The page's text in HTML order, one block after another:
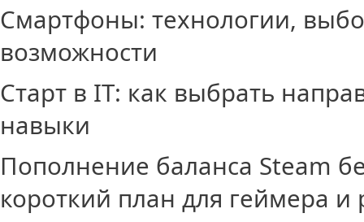
Смартфоны: технологии,
возможности
Старт в IT: как выбрать
навыки
Пополнение баланса Steam
короткий план для геймера и